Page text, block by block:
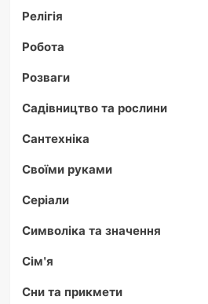
Релігія
Робота
Розваги
Садівництво та рослини
Сантехніка
Своїми руками
Серіали
Символіка та значення
Сім'я
Сни та прикмети